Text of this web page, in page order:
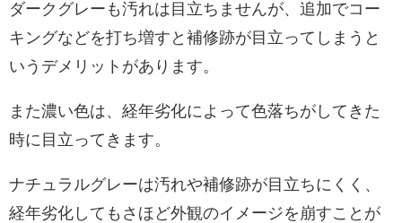
ダークグレーも汚れは目立ちませんが、追加でコー
キングなどを打ち増すと補修跡が目立ってしまうと
いうデメリットがあります。
また濃い色は、経年劣化によって色落ちがしてきた
時に目立ってきます。
ナチュラルグレーは汚れや補修跡が目立ちにくく、
経年劣化してもさほど外観のイメージを崩すことが